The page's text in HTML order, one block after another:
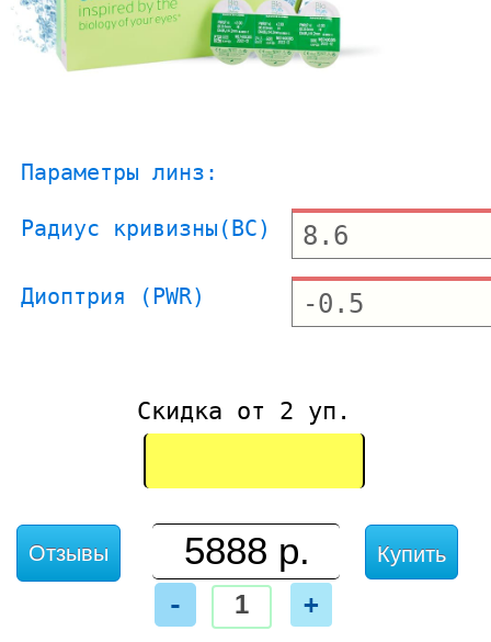
Параметры линз:
Радиус кривизны(BC)
Диоптрия (PWR)
Скидка от 2 уп.
Отзывы
- +
Купить